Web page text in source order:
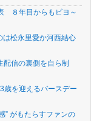
８年目からもビヨ～
松永里愛か河西結心
信の裏側を自ら制
を迎えるバースデー
” がもたらすファンの